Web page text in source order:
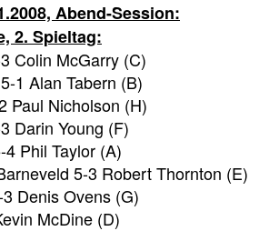
Abend-Session:
2. Spieltag:
Colin McGarry (C)
1 Alan Tabern (B)
Paul Nicholson (H)
Darin Young (F)
Phil Taylor (A)
5-3 Robert Thornton (E)
Denis Ovens (G)
McDine (D)